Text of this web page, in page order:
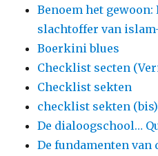
Benoem het gewoon:
slachtoffer van
Boerkini blues
Checklist secten
Checklist sekten
checklist sekten (bis)
De dialoogschool…
De fundamenten van